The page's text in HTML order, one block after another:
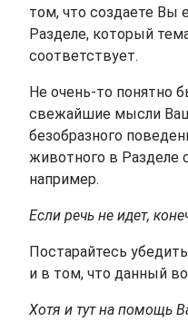
том, что создаете Вы
Разделе, который
соответствует.
Не очень-то понятно
свежайшие мысли
безобразного
животного в Разделе
например.
Если речь не идет,
Постарайтесь
и в том, что данный
Хотя и тут на помощь